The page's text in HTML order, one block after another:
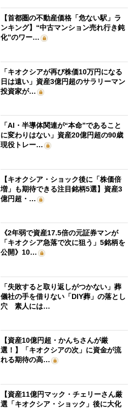
【首都圏の不動産価格「危ない駅」ラ
ンキング】“中古マンション売れ行き鈍
化”のワー…
「キオクシアが再び株価10万円になる
日は遠い」資産3億円超のサラリーマン
投資家が…
「AI・半導体関連が“本命”であること
に変わりはない」資産20億円超の90歳
現役トレー…
【キオクシア・ショック後に「株価倍
増」も期待できる注目銘柄5選】資産3
億円超・…
《2年弱で資産17.5倍の元証券マンが
「キオクシア急落で次に狙う」5銘柄を
公開》10…
「失敗すると取り返しがつかない」葬
儀社の手を借りない「DIY葬」の落とし
穴 素人には…
【資産10億円超・かんちさんが厳
選！】「キオクシアの次」に資金が流
れる期待の高…
【資産11億円マック・チェリーさん厳
選「キオクシア・ショック」後に大化